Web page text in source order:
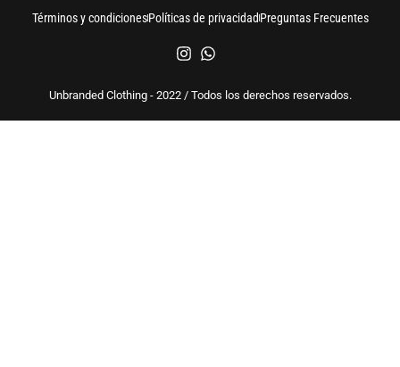
Términos y condicionesPolíticas de privacidadPreguntas Frecuentes
Unbranded Clothing - 2022 / Todos los derechos reservados.